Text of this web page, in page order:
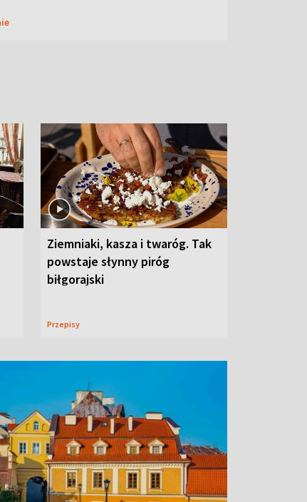
Ziemniaki, kasza i twaróg. Tak
powstaje słynny piróg
biłgorajski
Przepisy